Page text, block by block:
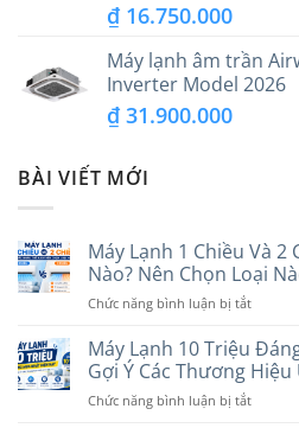
₫ 16.750.000
Máy lạnh âm trần
Inverter Model 2026
₫ 31.900.000
BÀI VIẾT MỚI
Máy Lạnh 1 Chiều Và 2
Nào? Nên Chọn Loại
Chức năng bình luận bị tắtở
Lạnh
1
Chiều
Và
Máy Lạnh 10 Triệu
Gợi Ý Các Thương Hiệu
Chức năng bình luận bị tắtở